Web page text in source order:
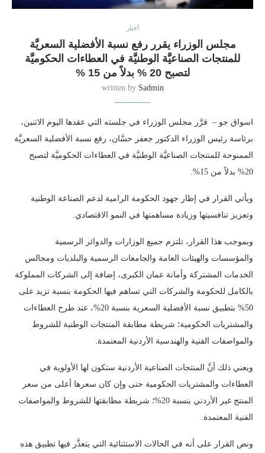
أخبار
مجلس الوزراء يقرر رفع نسبة الأفضلية السعريَّة
للمنتجات الصناعيَّة الوطنيَّة في العطاءات الحكوميَّة
لتصبح 20 % بدلاً من 15 %
written by Sadmin
اسواق جو – قرَّر مجلس الوزراء في جلسته التي عقدها اليوم الاثنين،
برئاسة رئيس الوزراء الدكتور جعفر حسَّان، رفع نسبة الأفضلية السعريَّة
الممنوحة للمنتجات الصناعيَّة الوطنيَّة في العطاءات الحكوميَّة لتصبح
20% بدلاً من 15%.
ويأتي القرار في إطار جهود الحكومة الرامية لدعم الصناعة الوطنية
وتعزيز تنافسيتها وزيادة مساهمتها في النمو الاقتصادي.
وبموجب هذا القرار، تلتزم جميع الوزارات والدوائر الرسمية
والمؤسسات والهيئات العامة والجامعات الرسمية والبلديات ومجالس
الخدمات المشتركة وأمانة عمان الكبرى، إضافة إلى الشركات المملوكة
بالكامل للحكومة والشركات التي تساهم فيها الحكومة بنسبة تزيد على
50% بتطبيق نسبة الأفضلية السعرية بنسبة 20%، عند طرح العطاءات
والمشتريات الحكومية؛ شريطة مطابقة المنتجات الوطنية للشروط
والمواصفات الفنية والهندسية الأردنية المعتمدة.
ويعني ذلك أنَّ المنتجات الصناعية الأردنية ستكون لها الأولوية في
العطاءات والمشتريات الحكومية حتى وإن كان سعرها أعلى من سعر
المنتج غير الأردني بنسبة 20%؛ شريطة مطابقتها للشروط والمواصفات
الفنية المعتمدة.
ونص القرار على أنه في الحالات الاستثنائية التي يتعذَّر فيها تطبيق هذه